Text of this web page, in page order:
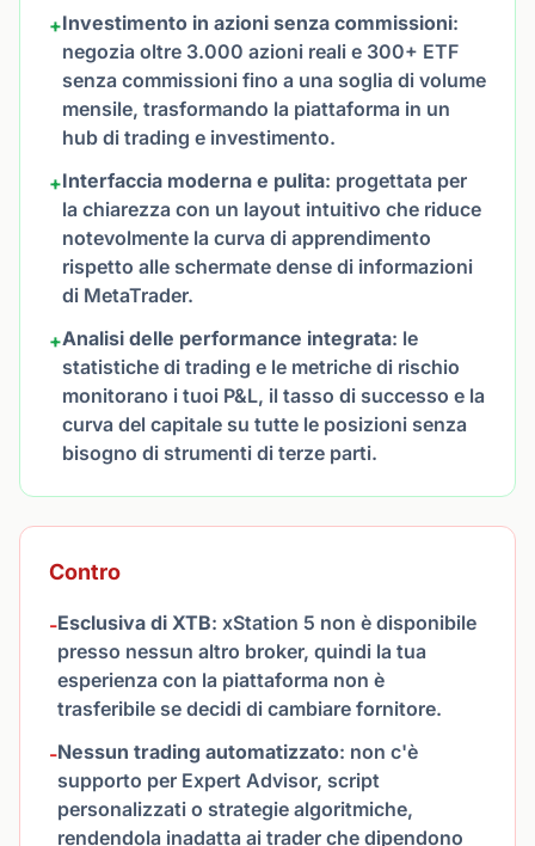
+Investimento in azioni senza commissioni:
negozia oltre 3.000 azioni reali e 300+ ETF
senza commissioni fino a una soglia di volume
mensile, trasformando la piattaforma in un
hub di trading e investimento.
+Interfaccia moderna e pulita: progettata per
la chiarezza con un layout intuitivo che riduce
notevolmente la curva di apprendimento
rispetto alle schermate dense di informazioni
di MetaTrader.
+Analisi delle performance integrata: le
statistiche di trading e le metriche di rischio
monitorano i tuoi P&L, il tasso di successo e la
curva del capitale su tutte le posizioni senza
bisogno di strumenti di terze parti.
Contro
-Esclusiva di XTB: xStation 5 non è disponibile
presso nessun altro broker, quindi la tua
esperienza con la piattaforma non è
trasferibile se decidi di cambiare fornitore.
-Nessun trading automatizzato: non c'è
supporto per Expert Advisor, script
personalizzati o strategie algoritmiche,
rendendola inadatta ai trader che dipendono